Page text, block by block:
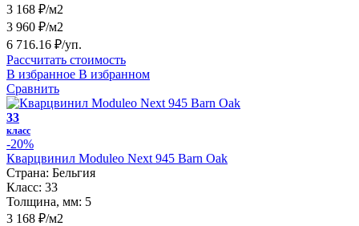
3 168 ₽/м2
3 960 ₽/м2
6 716.16 ₽/уп.
Рассчитать стоимость
В избранное В избранном
Сравнить
33
класс
-20%
Кварцвинил Moduleo Next 945 Barn Oak
Страна: Бельгия
Класс: 33
Толщина, мм: 5
3 168 ₽/м2